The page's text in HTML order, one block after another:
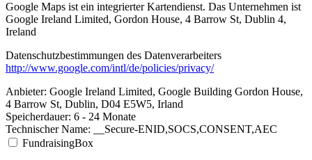
Google Maps ist ein integrierter Kartendienst. Das Unternehmen ist
Google Ireland Limited, Gordon House, 4 Barrow St, Dublin 4,
Ireland
Datenschutzbestimmungen des Datenverarbeiters
http://www.google.com/intl/de/policies/privacy/
Anbieter: Google Ireland Limited, Google Building Gordon House,
4 Barrow St, Dublin, D04 E5W5, Irland
Speicherdauer: 6 - 24 Monate
Technischer Name: __Secure-ENID,SOCS,CONSENT,AEC
FundraisingBox